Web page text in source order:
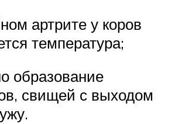
артрите у коров
температура;
образование
свищей с выходом